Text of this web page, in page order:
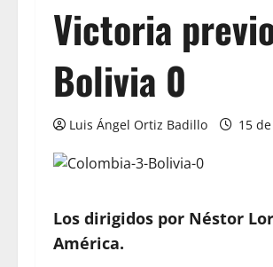
Victoria
Bolivia 0
Luis Ángel Ortiz Badillo 15
Los dirigidos por Néstor
América.